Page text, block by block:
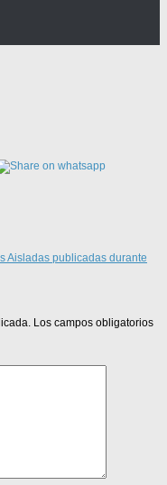
Aisladas publicadas durante
Los campos obligatorios